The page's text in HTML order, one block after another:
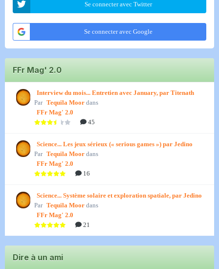
Se connecter avec Twitter
Se connecter avec Google
FFr Mag' 2.0
Interview du mois... Entretien avec January, par Titenath
Par Tequila Moor dans
FFr Mag' 2.0
45
Science... Les jeux sérieux (« serious games ») par Jedino
Par Tequila Moor dans
FFr Mag' 2.0
16
Science... Système solaire et exploration spatiale, par Jedino
Par Tequila Moor dans
FFr Mag' 2.0
21
Dire à un ami